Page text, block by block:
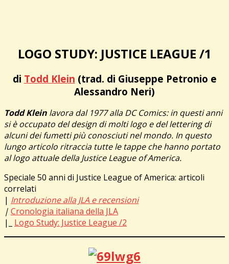
LOGO STUDY: JUSTICE LEAGUE /1
di Todd Klein (trad. di Giuseppe Petronio e
Alessandro Neri)
Todd Klein lavora dal 1977 alla DC Comics: in questi anni
si è occupato del design di molti logo e del lettering di
alcuni dei fumetti più conosciuti nel mondo. In questo
lungo articolo ritraccia tutte le tappe che hanno portato
al logo attuale della Justice League of America.
Speciale 50 anni di Justice League of America: articoli
correlati
| Introduzione alla JLA e recensioni
| Cronologia italiana della JLA
|_ Logo Study: Justice League /2